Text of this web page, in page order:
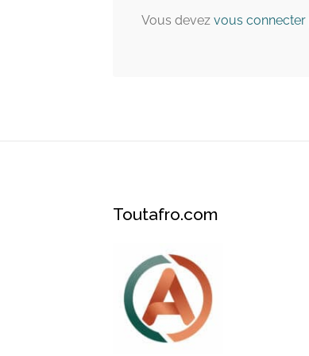
Vous devez vous connecter
Toutafro.com